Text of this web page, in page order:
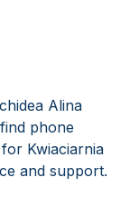
Alina
phone
Kwiaciarnia
and support.